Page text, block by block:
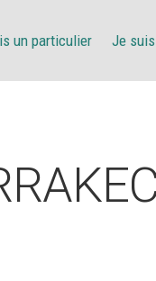
un particulier Je